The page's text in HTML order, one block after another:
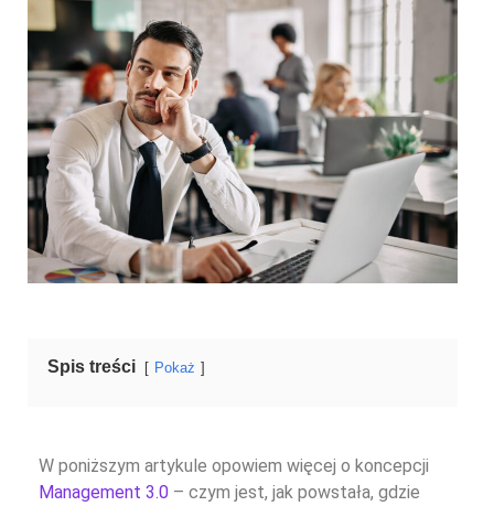
Spis treści Pokaż
W poniższym artykule opowiem więcej o koncepcji
Management 3.0 – czym jest, jak powstała, gdzie